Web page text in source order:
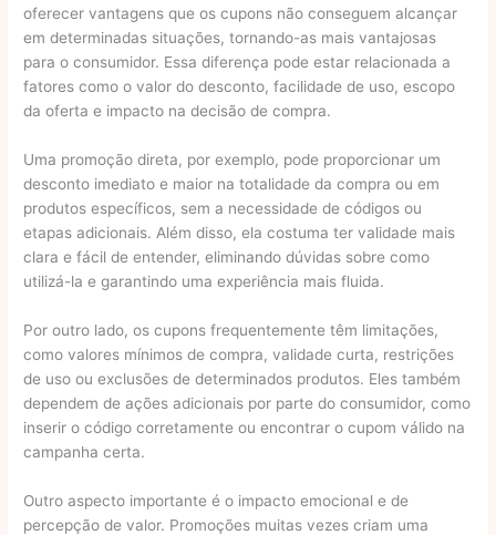
oferecer vantagens que os cupons não conseguem alcançar
em determinadas situações, tornando-as mais vantajosas
para o consumidor. Essa diferença pode estar relacionada a
fatores como o valor do desconto, facilidade de uso, escopo
da oferta e impacto na decisão de compra.
Uma promoção direta, por exemplo, pode proporcionar um
desconto imediato e maior na totalidade da compra ou em
produtos específicos, sem a necessidade de códigos ou
etapas adicionais. Além disso, ela costuma ter validade mais
clara e fácil de entender, eliminando dúvidas sobre como
utilizá-la e garantindo uma experiência mais fluida.
Por outro lado, os cupons frequentemente têm limitações,
como valores mínimos de compra, validade curta, restrições
de uso ou exclusões de determinados produtos. Eles também
dependem de ações adicionais por parte do consumidor, como
inserir o código corretamente ou encontrar o cupom válido na
campanha certa.
Outro aspecto importante é o impacto emocional e de
percepção de valor. Promoções muitas vezes criam uma